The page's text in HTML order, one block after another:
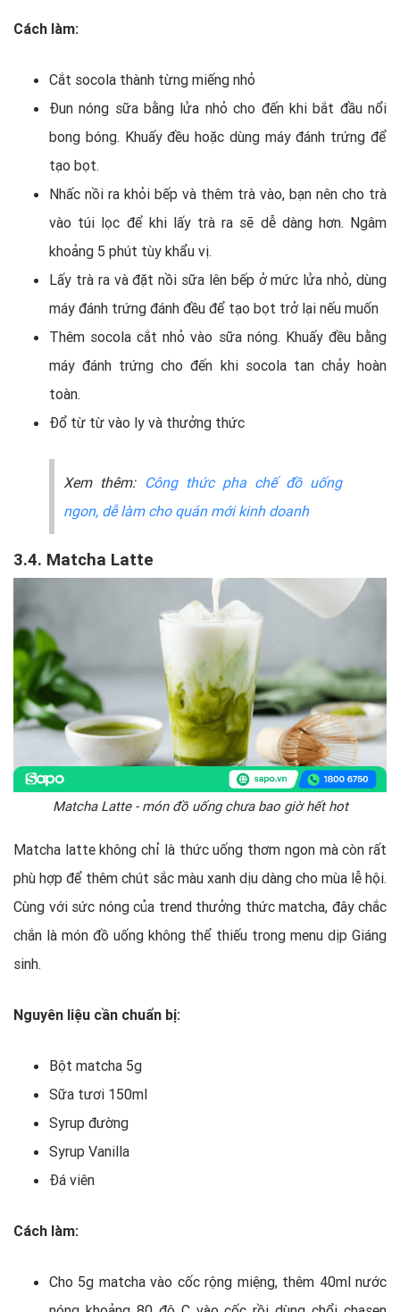
Cách làm:
Cắt socola thành từng miếng nhỏ
Đun nóng sữa bằng lửa nhỏ cho đến khi bắt đầu nổi
bong bóng. Khuấy đều hoặc dùng máy đánh trứng để
tạo bọt.
Nhấc nồi ra khỏi bếp và thêm trà vào, bạn nên cho trà
vào túi lọc để khi lấy trà ra sẽ dễ dàng hơn. Ngâm
khoảng 5 phút tùy khẩu vị.
Lấy trà ra và đặt nồi sữa lên bếp ở mức lửa nhỏ, dùng
máy đánh trứng đánh đều để tạo bọt trở lại nếu muốn
Thêm socola cắt nhỏ vào sữa nóng. Khuấy đều bằng
máy đánh trứng cho đến khi socola tan chảy hoàn
toàn.
Đổ từ từ vào ly và thưởng thức
Xem thêm: Công thức pha chế đồ uống
ngon, dễ làm cho quán mới kinh doanh
3.4. Matcha Latte
Matcha Latte - món đồ uống chưa bao giờ hết hot
Matcha latte không chỉ là thức uống thơm ngon mà còn rất
phù hợp để thêm chút sắc màu xanh dịu dàng cho mùa lễ hội.
Cùng với sức nóng của trend thưởng thức matcha, đây chắc
chắn là món đồ uống không thể thiếu trong menu dịp Giáng
sinh.
Nguyên liệu cần chuẩn bị:
Bột matcha 5g
Sữa tươi 150ml
Syrup đường
Syrup Vanilla
Đá viên
Cách làm:
Cho 5g matcha vào cốc rộng miệng, thêm 40ml nước